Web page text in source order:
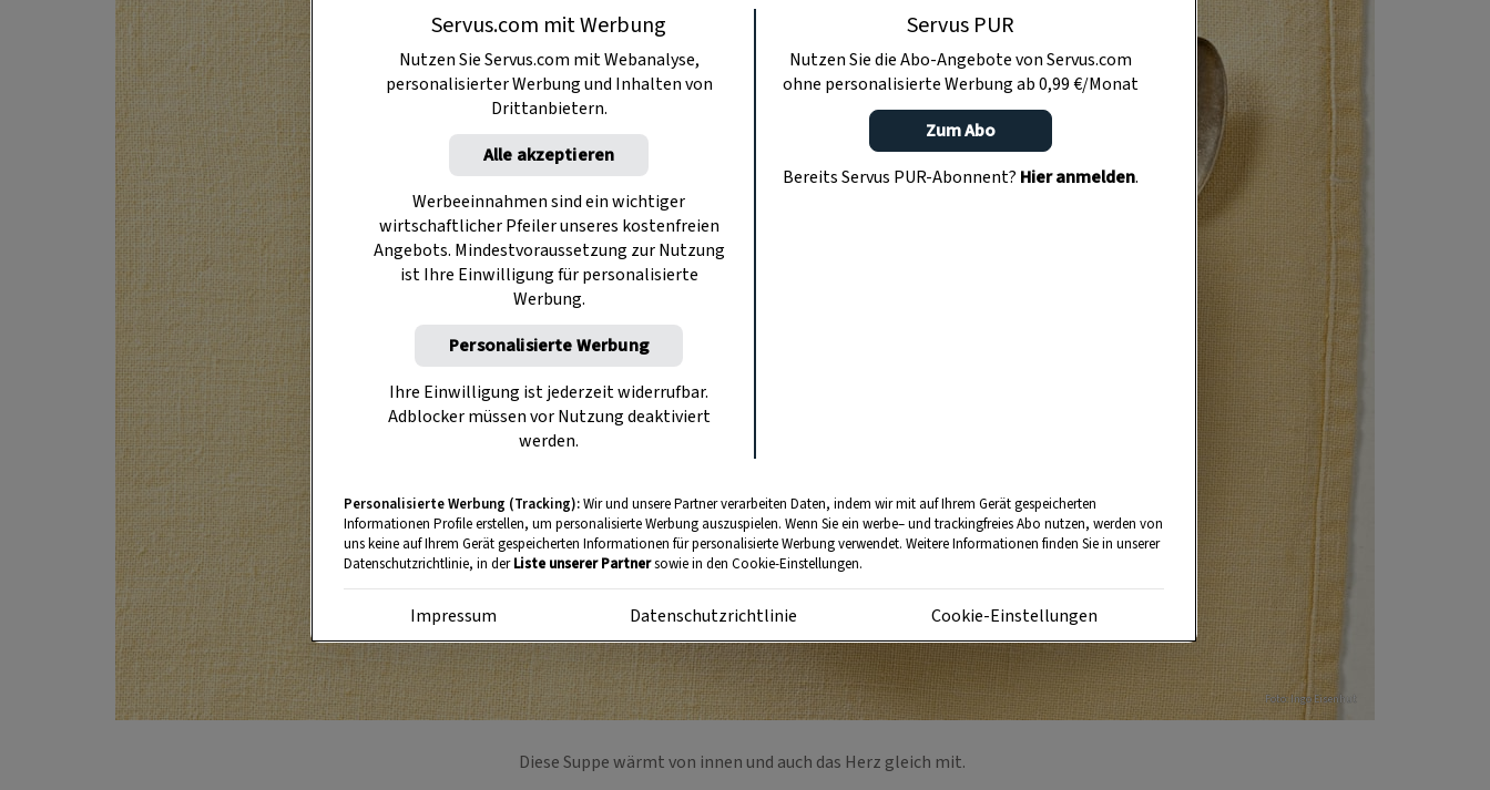
Foto: Ingo Eisenhut
Diese Suppe wärmt von innen und auch das Herz gleich mit.
Servus.com mit Werbung
Nutzen Sie Servus.com mit Webanalyse,
personalisierter Werbung und Inhalten von
Drittanbietern.
Alle akzeptieren
Werbeeinnahmen sind ein wichtiger
wirtschaftlicher Pfeiler unseres kostenfreien
Angebots. Mindestvoraussetzung zur Nutzung
ist Ihre Einwilligung für personalisierte
Werbung.
Personalisierte Werbung
Ihre Einwilligung ist jederzeit widerrufbar.
Adblocker müssen vor Nutzung deaktiviert
werden.
Servus PUR
Nutzen Sie die Abo-Angebote von Servus.com
ohne personalisierte Werbung ab 0,99 €/Monat
Zum Abo
Bereits Servus PUR-Abonnent? Hier anmelden.
Personalisierte Werbung (Tracking):Wir und unsere Partner verarbeiten Daten, indem wir mit auf Ihrem Gerät gespeicherten
Informationen Profile erstellen, um personalisierte Werbung auszuspielen. Wenn Sie ein werbe– und trackingfreies Abo nutzen, werden von
uns keine auf Ihrem Gerät gespeicherten Informationen für personalisierte Werbung verwendet. Weitere Informationen finden Sie in unserer
Datenschutzrichtlinie, in derListe unserer Partnersowie in den Cookie-Einstellungen.
Impressum Datenschutzrichtlinie Cookie-Einstellungen